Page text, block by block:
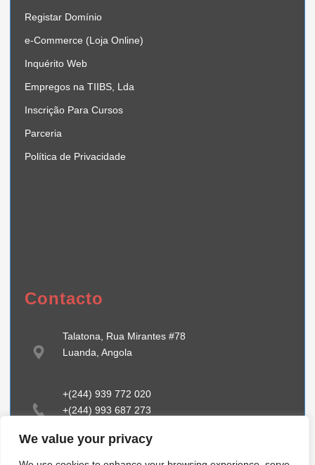
We value your privacy
Registar Domínio
e-Commerce (Loja Online)
Inquérito Web
Empregos na TIIBS, Lda
Inscrição Para Cursos
Parceria
Política de Privacidade
Contacto
Talatona, Rua Mirantes #78
Luanda, Angola
+(244) 939 772 020
+(244) 993 687 273